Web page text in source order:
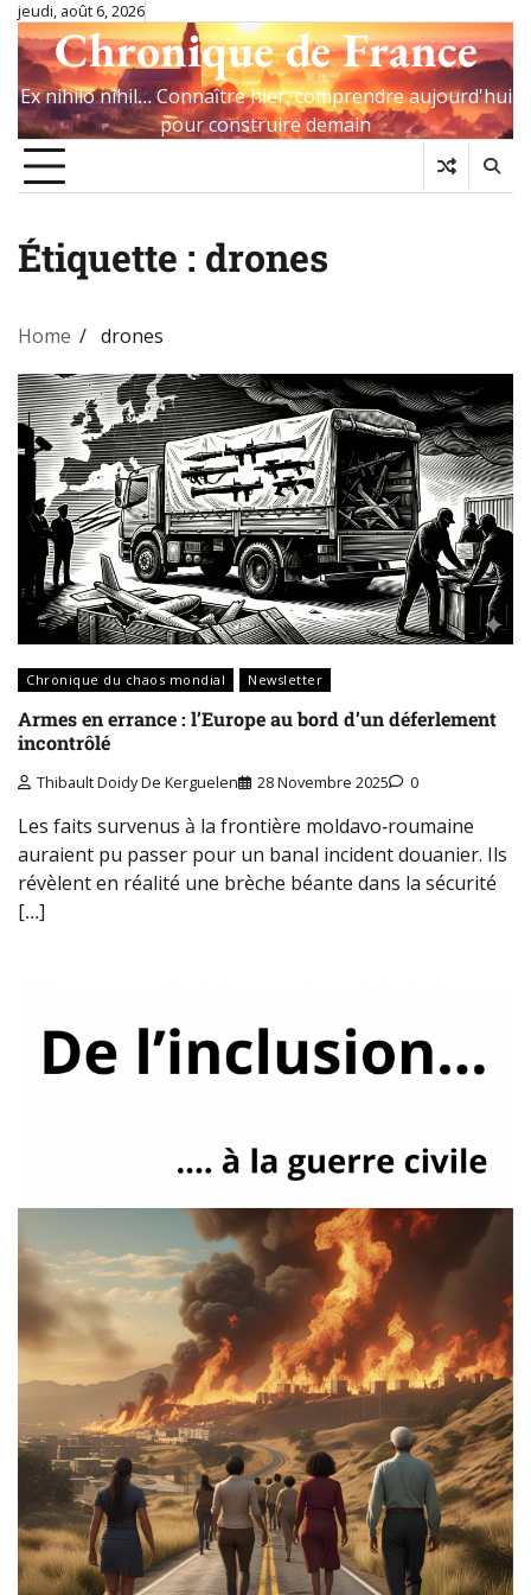
Skip
content
jeudi, août 6, 2026
Chronique de France
Ex nihilo nihil… Connaître hier, comprendre aujourd'hui
pour construire demain
Étiquette : drones
Home drones
Chronique du chaos mondial Newsletter
Armes en errance : l’Europe au bord d’un déferlement
incontrôlé
Thibault Doidy De Kerguelen 28 Novembre 2025 0
Les faits survenus à la frontière moldavo‑roumaine
auraient pu passer pour un banal incident douanier. Ils
révèlent en réalité une brèche béante dans la sécurité
[…]